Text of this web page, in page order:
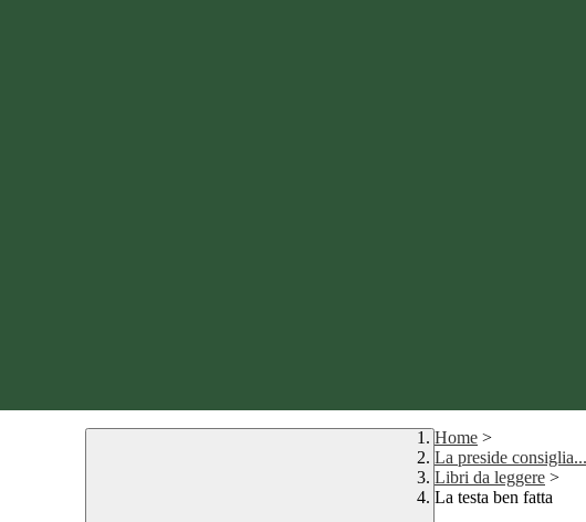
Home >
La preside consiglia...
Libri da leggere >
La testa ben fatta